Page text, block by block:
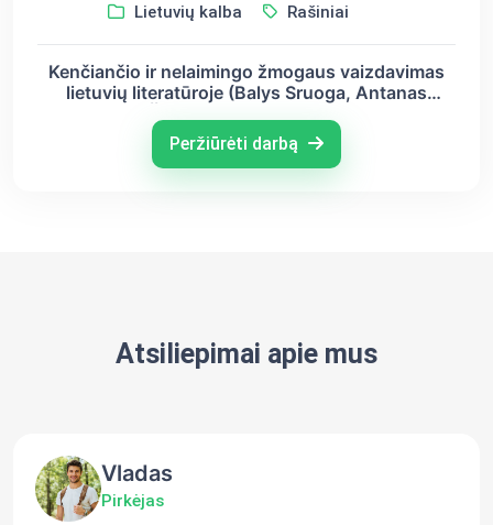
Lietuvių kalba Rašiniai
Kenčiančio ir nelaimingo žmogaus vaizdavimas
lietuvių literatūroje (Balys Sruoga, Antanas
Peržiūrėti darbą
Atsiliepimai apie mus
Vladas
Pirkėjas